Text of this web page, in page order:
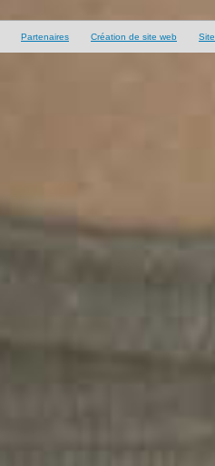
Partenaires Création de site web